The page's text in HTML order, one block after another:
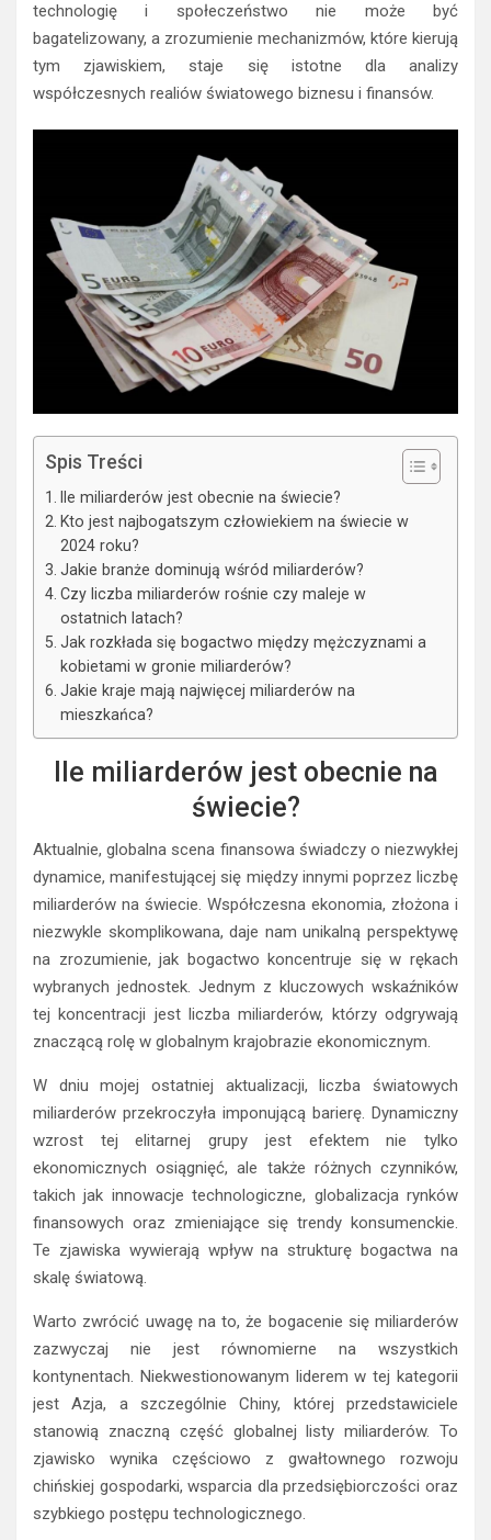
technologię i społeczeństwo nie może być
bagatelizowany, a zrozumienie mechanizmów, które kierują
tym zjawiskiem, staje się istotne dla analizy
współczesnych realiów światowego biznesu i finansów.
Spis Treści
Ile miliarderów jest obecnie na świecie?
Kto jest najbogatszym człowiekiem na świecie w
2024 roku?
Jakie branże dominują wśród miliarderów?
Czy liczba miliarderów rośnie czy maleje w
ostatnich latach?
Jak rozkłada się bogactwo między mężczyznami a
kobietami w gronie miliarderów?
Jakie kraje mają najwięcej miliarderów na
mieszkańca?
Ile miliarderów jest obecnie na
świecie?
Aktualnie, globalna scena finansowa świadczy o niezwykłej
dynamice, manifestującej się między innymi poprzez liczbę
miliarderów na świecie. Współczesna ekonomia, złożona i
niezwykle skomplikowana, daje nam unikalną perspektywę
na zrozumienie, jak bogactwo koncentruje się w rękach
wybranych jednostek. Jednym z kluczowych wskaźników
tej koncentracji jest liczba miliarderów, którzy odgrywają
znaczącą rolę w globalnym krajobrazie ekonomicznym.
W dniu mojej ostatniej aktualizacji, liczba światowych
miliarderów przekroczyła imponującą barierę. Dynamiczny
wzrost tej elitarnej grupy jest efektem nie tylko
ekonomicznych osiągnięć, ale także różnych czynników,
takich jak innowacje technologiczne, globalizacja rynków
finansowych oraz zmieniające się trendy konsumenckie.
Te zjawiska wywierają wpływ na strukturę bogactwa na
skalę światową.
Warto zwrócić uwagę na to, że bogacenie się miliarderów
zazwyczaj nie jest równomierne na wszystkich
kontynentach. Niekwestionowanym liderem w tej kategorii
jest Azja, a szczególnie Chiny, której przedstawiciele
stanowią znaczną część globalnej listy miliarderów. To
zjawisko wynika częściowo z gwałtownego rozwoju
chińskiej gospodarki, wsparcia dla przedsiębiorczości oraz
szybkiego postępu technologicznego.